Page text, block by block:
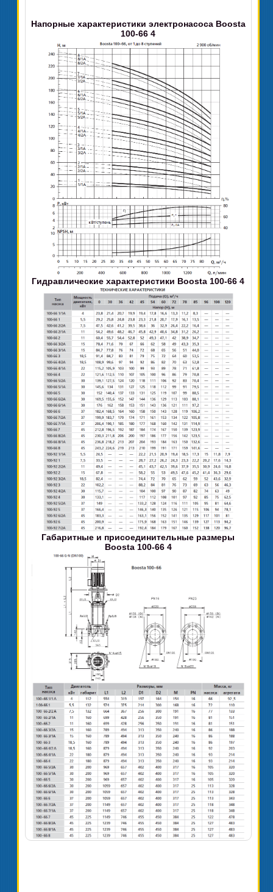
Напорные характеристики электронасоса Boosta
100-66 4
Гидравлические характеристики Boosta 100-66 4
Габаритные и присоединительные размеры
Boosta 100-66 4